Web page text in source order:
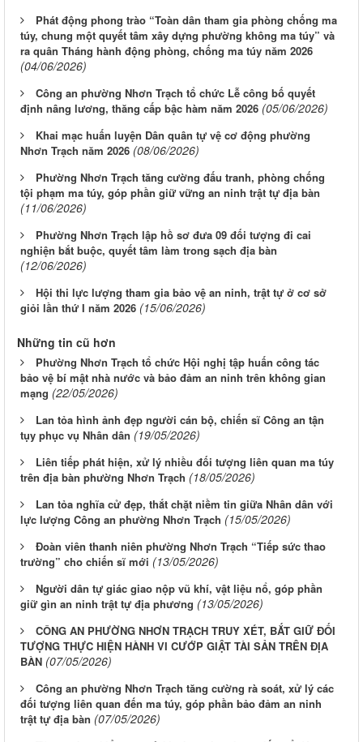
Phát động phong trào “Toàn dân tham gia phòng chống ma
túy, chung một quyết tâm xây dựng phường không ma túy” và
ra quân Tháng hành động phòng, chống ma túy năm 2026
(04/06/2026)
Công an phường Nhơn Trạch tổ chức Lễ công bố quyết
định nâng lương, thăng cấp bậc hàm năm 2026 (05/06/2026)
Khai mạc huấn luyện Dân quân tự vệ cơ động phường
Nhơn Trạch năm 2026 (08/06/2026)
Phường Nhơn Trạch tăng cường đấu tranh, phòng chống
tội phạm ma túy, góp phần giữ vững an ninh trật tự địa bàn
(11/06/2026)
Phường Nhơn Trạch lập hồ sơ đưa 09 đối tượng đi cai
nghiện bắt buộc, quyết tâm làm trong sạch địa bàn
(12/06/2026)
Hội thi lực lượng tham gia bảo vệ an ninh, trật tự ở cơ sở
giỏi lần thứ I năm 2026 (15/06/2026)
Những tin cũ hơn
Phường Nhơn Trạch tổ chức Hội nghị tập huấn công tác
bảo vệ bí mật nhà nước và bảo đảm an ninh trên không gian
mạng (22/05/2026)
Lan tỏa hình ảnh đẹp người cán bộ, chiến sĩ Công an tận
tụy phục vụ Nhân dân (19/05/2026)
Liên tiếp phát hiện, xử lý nhiều đối tượng liên quan ma túy
trên địa bàn phường Nhơn Trạch (18/05/2026)
Lan tỏa nghĩa cử đẹp, thắt chặt niềm tin giữa Nhân dân với
lực lượng Công an phường Nhơn Trạch (15/05/2026)
Đoàn viên thanh niên phường Nhơn Trạch “Tiếp sức thao
trường” cho chiến sĩ mới (13/05/2026)
Người dân tự giác giao nộp vũ khí, vật liệu nổ, góp phần
giữ gìn an ninh trật tự địa phương (13/05/2026)
CÔNG AN PHƯỜNG NHƠN TRẠCH TRUY XÉT, BẮT GIỮ ĐỐI
TƯỢNG THỰC HIỆN HÀNH VI CƯỚP GIẬT TÀI SẢN TRÊN ĐỊA
BÀN (07/05/2026)
Công an phường Nhơn Trạch tăng cường rà soát, xử lý các
đối tượng liên quan đến ma túy, góp phần bảo đảm an ninh
trật tự địa bàn (07/05/2026)